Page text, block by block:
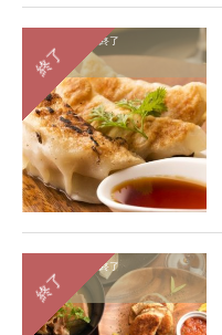
終了
募集終了
報告期間：
終了
終了
募集終了
報告期間：
終了